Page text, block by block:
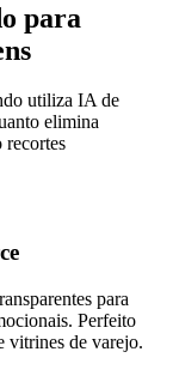
para
utiliza IA de
elimina
recortes
para
Perfeito
vitrines de varejo.